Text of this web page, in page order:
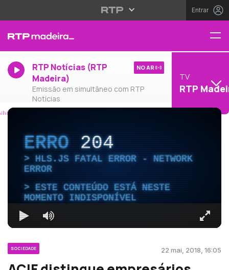
Entrar
RTP Notícias (RTP
Madeira)
Emissão em simultâneo com RTP
Notícias
NO AR
TV
RTP
ERRO204
HLS.JS FATAL ERROR - NETWORK
ERROR
ESTE CONTEÚDO ESTÁ NESTE
MOMENTO INDISPONÍVEL
SOCIEDADE 22 mai, 2018, 16:05